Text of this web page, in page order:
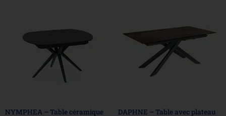
NYMPHEA – Table céramique
DAPHNE – Table avec plateau